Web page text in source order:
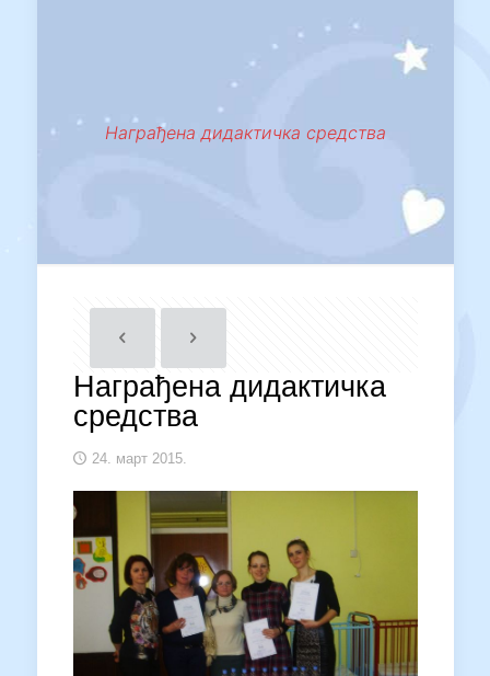
Награђена дидактичка средства
Награђена дидактичка
средства
24. март 2015.